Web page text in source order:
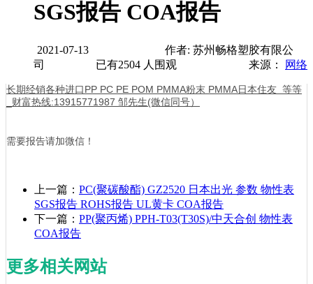
SGS报告 COA报告
2021-07-13
作者: 苏州畅格塑胶有限公
司
已有2504 人围观 来源： 网络
长期经销各种进口PP PC PE POM PMMA粉末 PMMA日本住友 等等
_财富热线:13915771987 邹先生(微信同号）
需要报告请加微信！
上一篇： PC(聚碳酸酯) GZ2520 日本出光 参数 物性表
SGS报告 ROHS报告 UL黄卡 COA报告
下一篇： PP(聚丙烯) PPH-T03(T30S)/中天合创 物性表
COA报告
更多相关网站